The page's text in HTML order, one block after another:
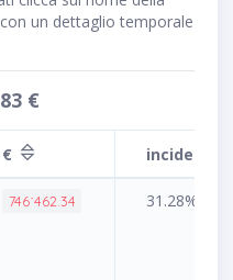
un dettaglio temporale
€
€ incidenza
746˙462.34 31.28%